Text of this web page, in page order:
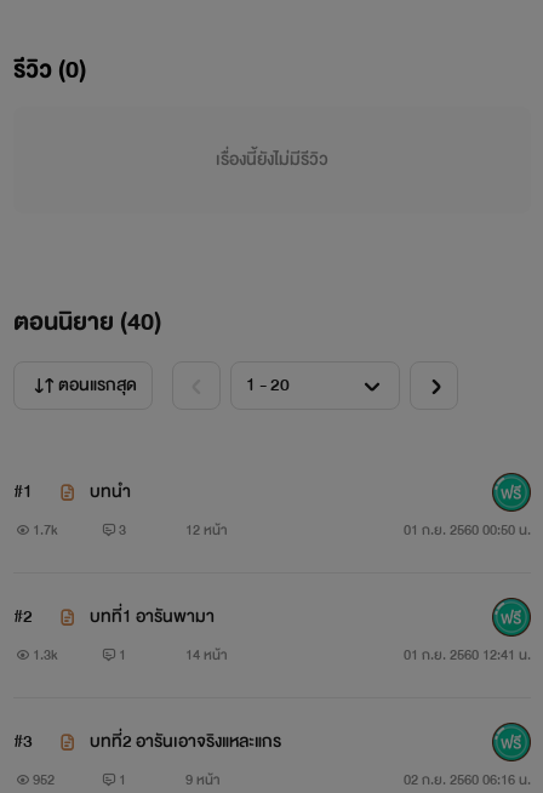
รีวิว (0)
เรื่องนี้ยังไม่มีรีวิว
ตอนนิยาย (40)
ตอนแรกสุด
#1 บทนำ
1.7k 3 12 หน้า 01 ก.ย. 2560 00:50 น.
#2 บทที่1 อารันพามา
1.3k 1 14 หน้า 01 ก.ย. 2560 12:41 น.
#3 บทที่2 อารันเอาจริงแหละแกร
952 1 9 หน้า 02 ก.ย. 2560 06:16 น.